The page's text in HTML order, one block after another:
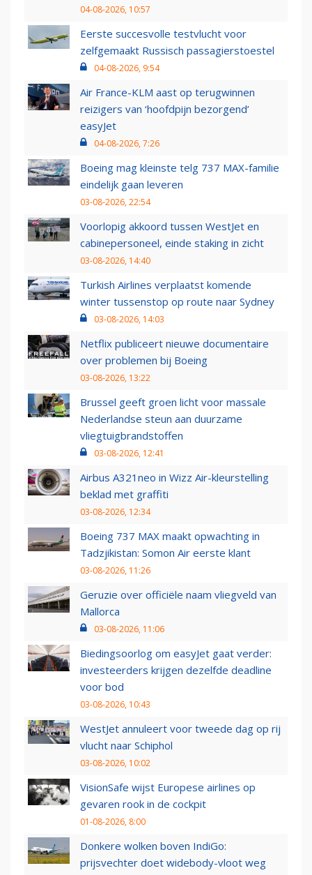
04-08-2026, 10:57
Eerste succesvolle testvlucht voor
zelfgemaakt Russisch passagierstoestel
04-08-2026, 9:54
Air France-KLM aast op terugwinnen
reizigers van ‘hoofdpijn bezorgend’
easyJet
04-08-2026, 7:26
Boeing mag kleinste telg 737 MAX-familie
eindelijk gaan leveren
03-08-2026, 22:54
Voorlopig akkoord tussen WestJet en
cabinepersoneel, einde staking in zicht
03-08-2026, 14:40
Turkish Airlines verplaatst komende
winter tussenstop op route naar Sydney
03-08-2026, 14:03
Netflix publiceert nieuwe documentaire
over problemen bij Boeing
03-08-2026, 13:22
Brussel geeft groen licht voor massale
Nederlandse steun aan duurzame
vliegtuigbrandstoffen
03-08-2026, 12:41
Airbus A321neo in Wizz Air-kleurstelling
beklad met graffiti
03-08-2026, 12:34
Boeing 737 MAX maakt opwachting in
Tadzjikistan: Somon Air eerste klant
03-08-2026, 11:26
Geruzie over officiële naam vliegveld van
Mallorca
03-08-2026, 11:06
Biedingsoorlog om easyJet gaat verder:
investeerders krijgen dezelfde deadline
voor bod
03-08-2026, 10:43
WestJet annuleert voor tweede dag op rij
vlucht naar Schiphol
03-08-2026, 10:02
VisionSafe wijst Europese airlines op
gevaren rook in de cockpit
01-08-2026, 8:00
Donkere wolken boven IndiGo:
prijsvechter doet widebody-vloot weg